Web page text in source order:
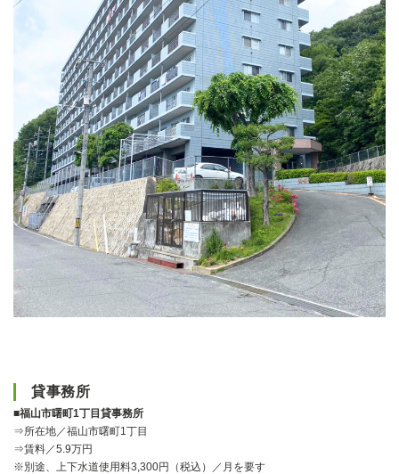
貸事務所
■福山市曙町1丁目貸事務所
⇒所在地／福山市曙町1丁目
⇒賃料／5.9万円
※別途、上下水道使用料3,300円（税込）／月を要す